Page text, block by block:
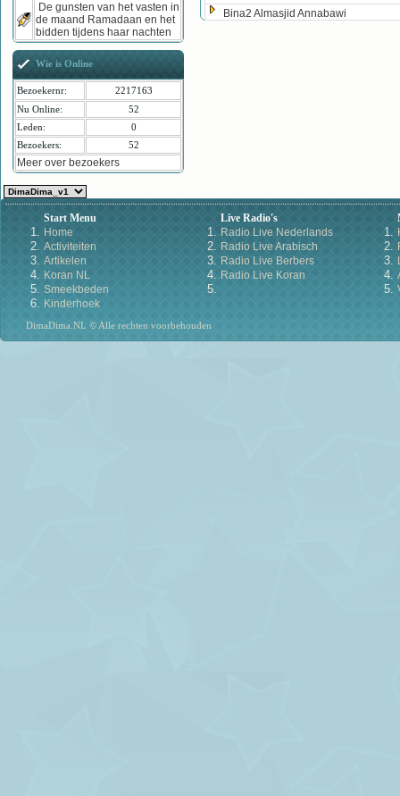
Bina2 Almasjid Annabawi
De gunsten van het vasten in
de maand Ramadaan en het
bidden tijdens haar nachten
Wie is Online
Bezoekernr:
2217163
Nu Online:
52
Leden:
0
Bezoekers:
52
Meer over bezoekers
Start Menu
Home
Activiteiten
Artikelen
Koran NL
Smeekbeden
Kinderhoek
Live Radio's
Radio Live Nederlands
Radio Live Arabisch
Radio Live Berbers
Radio Live Koran
DimaDima.NL © Alle rechten voorbehouden